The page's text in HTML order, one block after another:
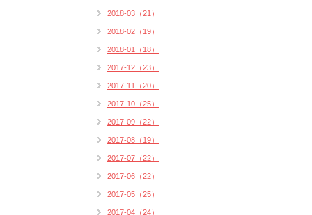
2018-03（21）
2018-02（19）
2018-01（18）
2017-12（23）
2017-11（20）
2017-10（25）
2017-09（22）
2017-08（19）
2017-07（22）
2017-06（22）
2017-05（25）
2017-04（24）